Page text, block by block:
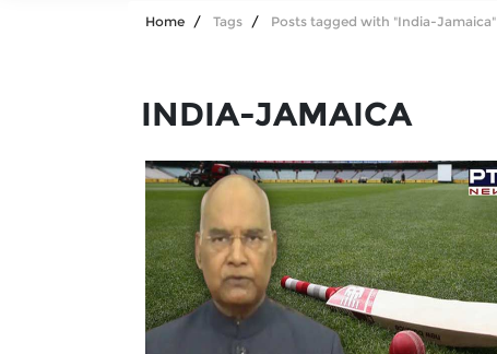
Home Tags Posts tagged with "India-Jamaica"
INDIA-JAMAICA